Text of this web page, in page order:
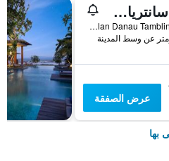
جريا سانتريان أه بيتش ريزورت آند سبا
Jalan Danau Tamblingan 47, دنباسار, إندونيسيا
عرض الصفقة
بها